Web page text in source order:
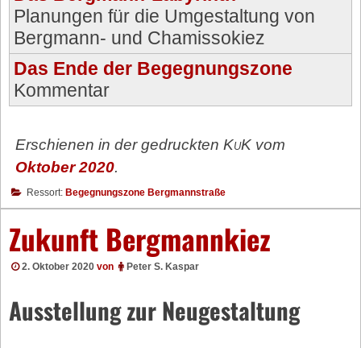
Planungen für die Umgestaltung von
Bergmann- und Chamissokiez
Das Ende der Begegnungszone
Kommentar
Erschienen in der gedruckten KuKvom
Oktober 2020.
Ressort: Begegnungszone Bergmannstraße
Zukunft Bergmannkiez
2. Oktober 2020 von Peter S. Kaspar
Ausstellung zur Neugestaltung